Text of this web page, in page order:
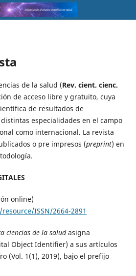
de la salud (Rev. cient. cienc.
de acceso libre y gratuito, cuya
de resultados de
especialidades en el campo
como internacional. La revista
o pre impresos (preprint) en
online)
ISSN/2664-2891
ciencias de la saludasigna
Object Identifier) a sus artículos
(Vol. 1(1), 2019), bajo el prefijo